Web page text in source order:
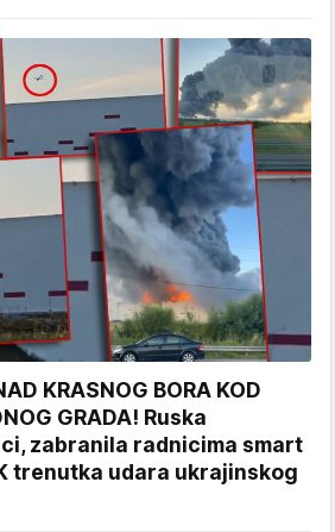
KRASNOG BORA KOD
GRADA! Ruska
zabranila radnicima smart
trenutka udara ukrajinskog